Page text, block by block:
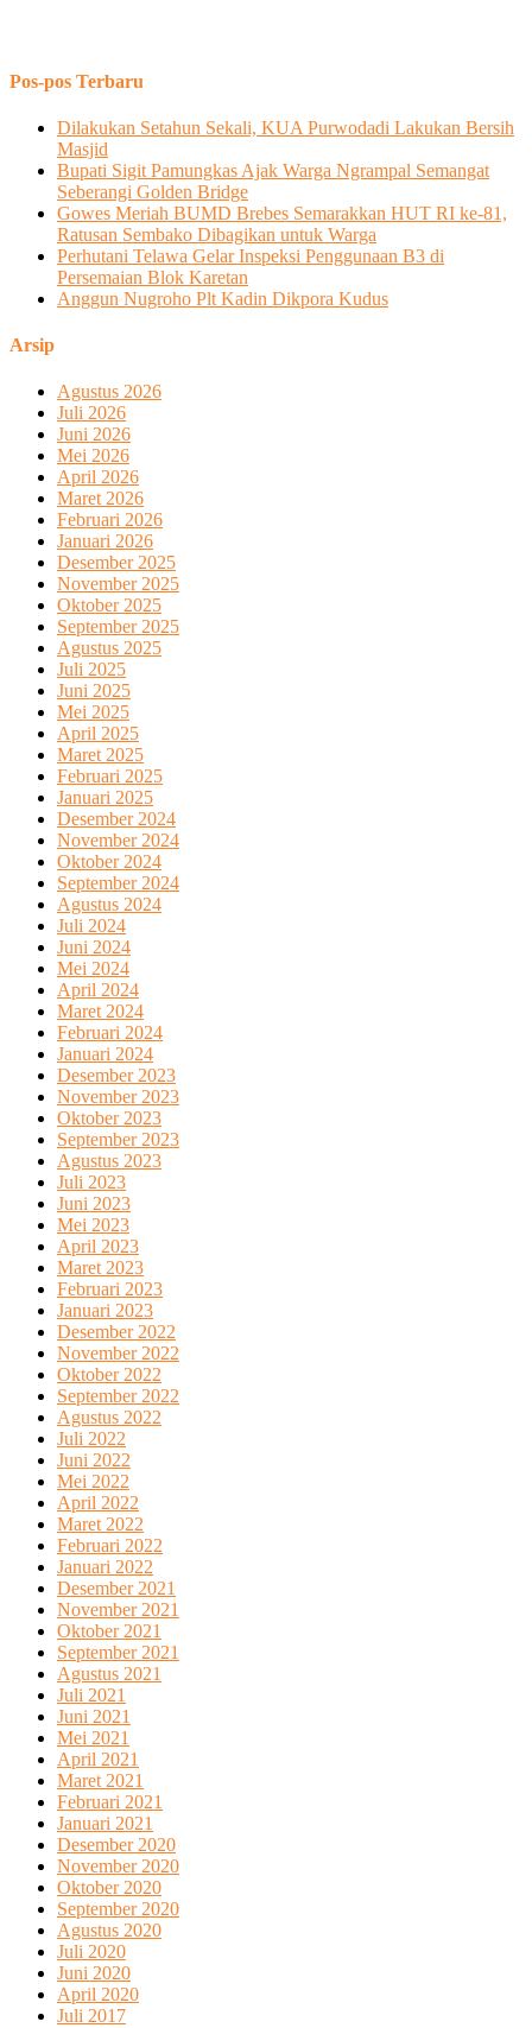
Pos-pos Terbaru
Dilakukan Setahun Sekali, KUA Purwodadi Lakukan Bersih
Masjid
Bupati Sigit Pamungkas Ajak Warga Ngrampal Semangat
Seberangi Golden Bridge
Gowes Meriah BUMD Brebes Semarakkan HUT RI ke-81,
Ratusan Sembako Dibagikan untuk Warga
Perhutani Telawa Gelar Inspeksi Penggunaan B3 di
Persemaian Blok Karetan
Anggun Nugroho Plt Kadin Dikpora Kudus
Arsip
Agustus 2026
Juli 2026
Juni 2026
Mei 2026
April 2026
Maret 2026
Februari 2026
Januari 2026
Desember 2025
November 2025
Oktober 2025
September 2025
Agustus 2025
Juli 2025
Juni 2025
Mei 2025
April 2025
Maret 2025
Februari 2025
Januari 2025
Desember 2024
November 2024
Oktober 2024
September 2024
Agustus 2024
Juli 2024
Juni 2024
Mei 2024
April 2024
Maret 2024
Februari 2024
Januari 2024
Desember 2023
November 2023
Oktober 2023
September 2023
Agustus 2023
Juli 2023
Juni 2023
Mei 2023
April 2023
Maret 2023
Februari 2023
Januari 2023
Desember 2022
November 2022
Oktober 2022
September 2022
Agustus 2022
Juli 2022
Juni 2022
Mei 2022
April 2022
Maret 2022
Februari 2022
Januari 2022
Desember 2021
November 2021
Oktober 2021
September 2021
Agustus 2021
Juli 2021
Juni 2021
Mei 2021
April 2021
Maret 2021
Februari 2021
Januari 2021
Desember 2020
November 2020
Oktober 2020
September 2020
Agustus 2020
Juli 2020
Juni 2020
April 2020
Juli 2017